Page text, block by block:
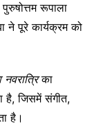
रूपाला
पूरे कार्यक्रम को
नवरात्रिका
है, जिसमें संगीत,
है।